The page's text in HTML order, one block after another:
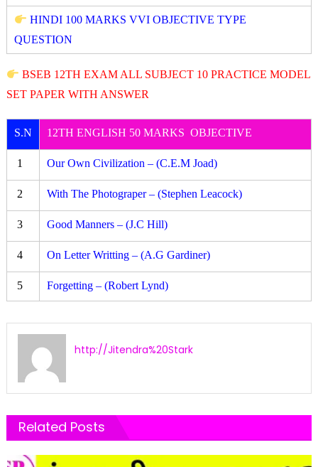
HINDI 100 MARKS VVI OBJECTIVE TYPE
QUESTION
BSEB 12TH EXAM ALL SUBJECT 10 PRACTICE MODEL
SET PAPER WITH ANSWER
S.N 12TH ENGLISH 50 MARKS OBJECTIVE
1 Our Own Civilization – (C.E.M Joad)
2 With The Photograper – (Stephen Leacock)
3 Good Manners – (J.C Hill)
4 On Letter Writting – (A.G Gardiner)
5 Forgetting – (Robert Lynd)
http://Jitendra%20Stark
Related Posts